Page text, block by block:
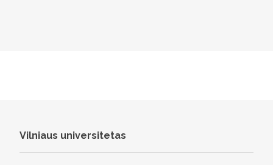
Vilniaus universitetas